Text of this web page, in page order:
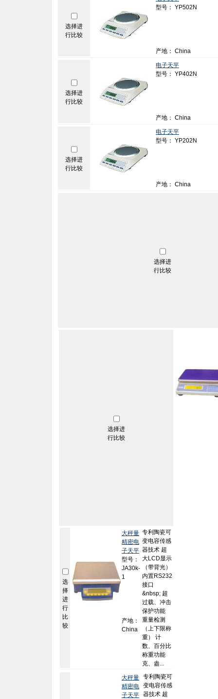
选择进
行比较
型号： YP502N
产地： China
选择进
行比较
电子天平
型号： YP402N
产地： China
选择进
行比较
电子天平
型号： YP202N
产地： China
选择进
行比较
选择进
行比较
选
择
进
行
比
较
大秤量
精密电
子天平
型号：
JA30k-
1
产地：
China
专利陶瓷可
变电容传感
器技术 超
大LCD显示
（带背光）
内置RS232
接口
&nbsp; 超
过载、冲击
保护功能
重量检测
（上下限称
重） 计
数、百分比
称重功能
克、盎...
大秤量
精密电
子天平
专利陶瓷可
变电容传感
器技术 超